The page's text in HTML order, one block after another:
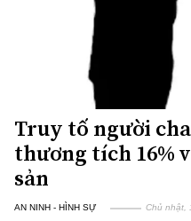
Truy tố người
thương tích 16%
sản
AN NINH - HÌNH SỰ Chủ nhật,